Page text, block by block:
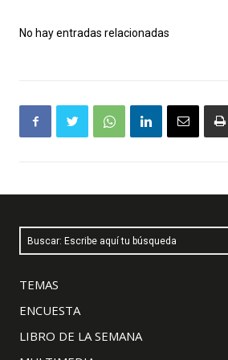
No hay entradas relacionadas
Buscar: Escribe aquí tu búsqueda
TEMAS
ENCUESTA
LIBRO DE LA SEMANA